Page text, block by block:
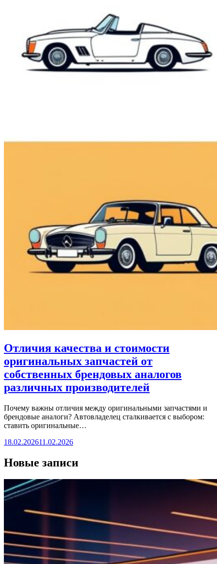
Отличия качества и стоимости
оригинальных запчастей от
собственных брендовых аналогов
различных производителей
Почему важны отличия между оригинальными запчастями и
брендовые аналоги? Автовладелец сталкивается с выбором:
ставить оригинальные…
18.02.202611.02.2026
Новые записи